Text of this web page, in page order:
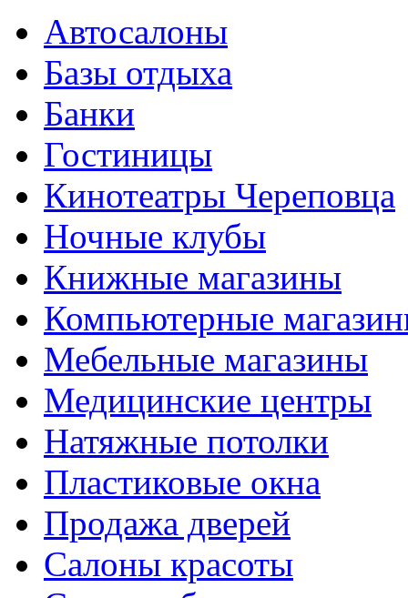
Автосалоны
Базы отдыха
Банки
Гостиницы
Кинотеатры Череповца
Ночные клубы
Книжные магазины
Компьютерные
Мебельные магазины
Медицинские центры
Натяжные потолки
Пластиковые окна
Продажа дверей
Салоны красоты